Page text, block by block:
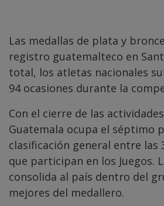
Las medallas de plata y
registro guatemalteco en
total, los atletas nacionales
94 ocasiones durante la
Con el cierre de las
Guatemala ocupa el séptimo
clasificación general entre las
que participan en los Juegos.
consolida al país dentro del
mejores del medallero.